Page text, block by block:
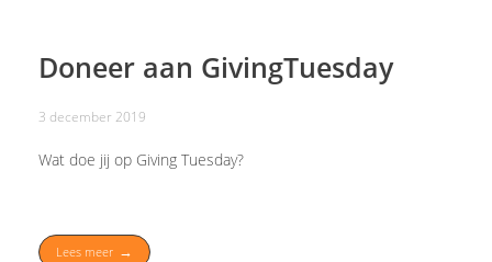
Doneer aan GivingTuesday
3 december 2019
Wat doe jij op Giving Tuesday?
Lees meer